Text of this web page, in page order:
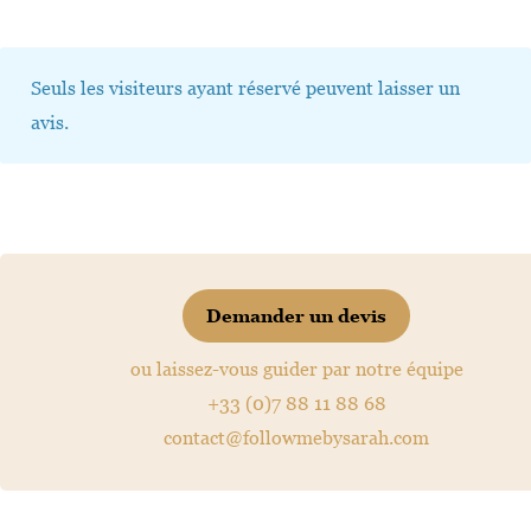
Seuls les visiteurs ayant réservé peuvent laisser un
avis.
Demander un devis
ou laissez-vous guider par notre équipe
+33 (0)7 88 11 88 68
contact@followmebysarah.com